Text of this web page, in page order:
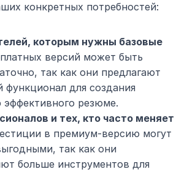
конкретных потребностей:
которым нужны базовые
версий может быть
так как они предлагают
функционал для создания
эффективного резюме.
и тех, кто часто меняет
в премиум-версию могут
так как они
больше инструментов для